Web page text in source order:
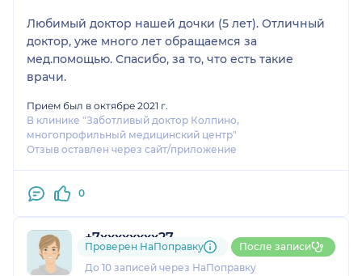
Любимый доктор нашей дочки (5 лет). Отличный
доктор, уже много лет обращаемся за
мед.помощью. Спасибо, за то, что есть такие
врачи.
Прием был в октябре 2021 г.
В клинике "Заботливый доктор Колпино,
многопрофильный медицинский центр"
Отзыв оставлен через сайт/приложение
0
+7xxxxxxxx27
3 отзываи 1 оценка
До 10 записей через НаПоправку
Проверен НаПоправку После записи